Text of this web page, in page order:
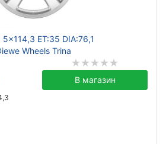
ET:35 DIA:76,1
Wheels Trina
В магазин
Підібрати